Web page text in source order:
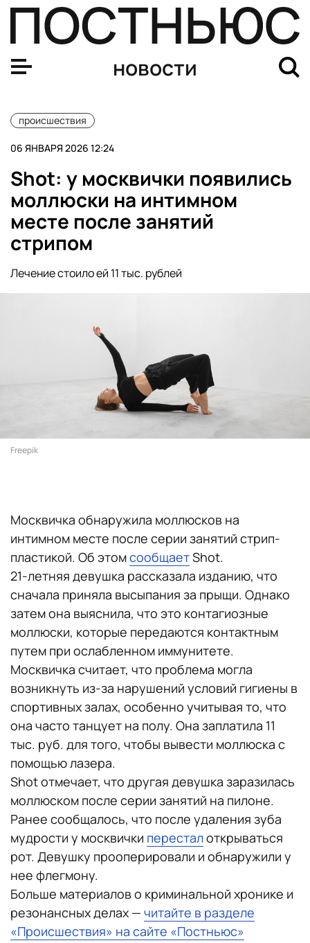
новости
происшествия
06 ЯНВАРЯ 2026 12:24
Shot: у москвички появились
моллюски на интимном
месте после занятий
стрипом
Лечение стоило ей 11 тыс. рублей
Freepik
Москвичка обнаружила моллюсков на
интимном месте после серии занятий стрип-
пластикой. Об этомсообщаетShot.
21-летняя девушка рассказала изданию, что
сначала приняла высыпания за прыщи. Однако
затем она выяснила, что это контагиозные
моллюски, которые передаются контактным
путем при ослабленном иммунитете.
Москвичка считает, что проблема могла
возникнуть из-за нарушений условий гигиены в
спортивных залах, особенно учитывая то, что
она часто танцует на полу. Она заплатила 11
тыс. руб. для того, чтобы вывести моллюска с
помощью лазера.
Shot отмечает, что другая девушка заразилась
моллюском после серии занятий на пилоне.
Ранее сообщалось, что после удаления зуба
мудрости у москвички пересталоткрываться
рот. Девушку прооперировали и обнаружили у
нее флегмону.
Больше материалов о криминальной хронике и
резонансных делах — читайте в разделе
«Происшествия» на сайте «Постньюс»
Подросток избил памятник героям СВО в Братске из-